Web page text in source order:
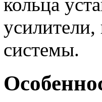
системы.